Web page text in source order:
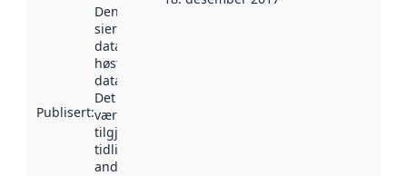
Publisert:
Denne datoen
sier når
datasettet ble
høstet av
data.norge.no.
Det kan ha
vært
tilgjengelig
tidligere
andre steder.